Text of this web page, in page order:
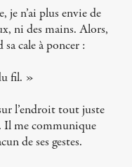
je n’ai plus envie de
ni des mains. Alors,
cale à poncer :
fil. »
l’endroit tout juste
Il me communique
de ses gestes.